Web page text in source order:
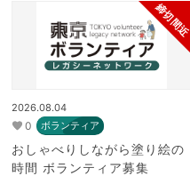
締切間近
2026.08.04
0 ボランティア
おしゃべりしながら塗り絵の
時間 ボランティア募集